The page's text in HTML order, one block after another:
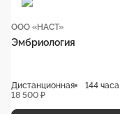
ООО «НАСТ»
Эмбриология
Дистанционная
144 часа
18 500 ₽